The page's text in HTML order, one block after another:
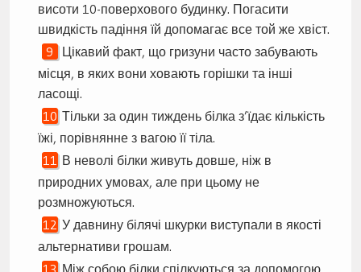
висоти 10-поверхового будинку. Погасити
швидкість падіння їй допомагає все той же хвіст.
Цікавий факт, що гризуни часто забувають
місця, в яких вони ховають горішки та інші
ласощі.
Тільки за один тиждень білка з’їдає кількість
їжі, порівнянне з вагою її тіла.
В неволі білки живуть довше, ніж в
природних умовах, але при цьому не
розмножуються.
У давнину білячі шкурки виступали в якості
альтернативи грошам.